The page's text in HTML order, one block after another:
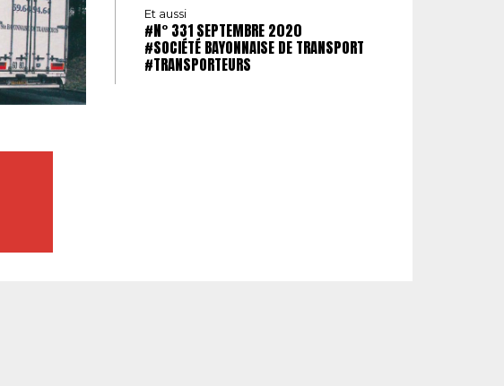
Et aussi
#N° 331 SEPTEMBRE 2020
#SOCIÉTÉ BAYONNAISE DE TRANSPORT
#TRANSPORTEURS